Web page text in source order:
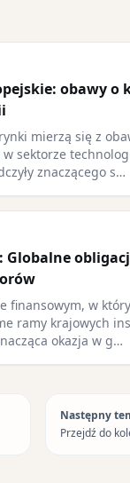
obawy o
mierzą się z
sektorze
znaczącego s…
Globalne
finansowym, w
ramy krajowych
okazja w g…
Następny
Przejdź do